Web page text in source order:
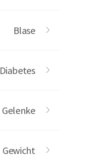
Blase
Diabetes
Gelenke
Gewicht